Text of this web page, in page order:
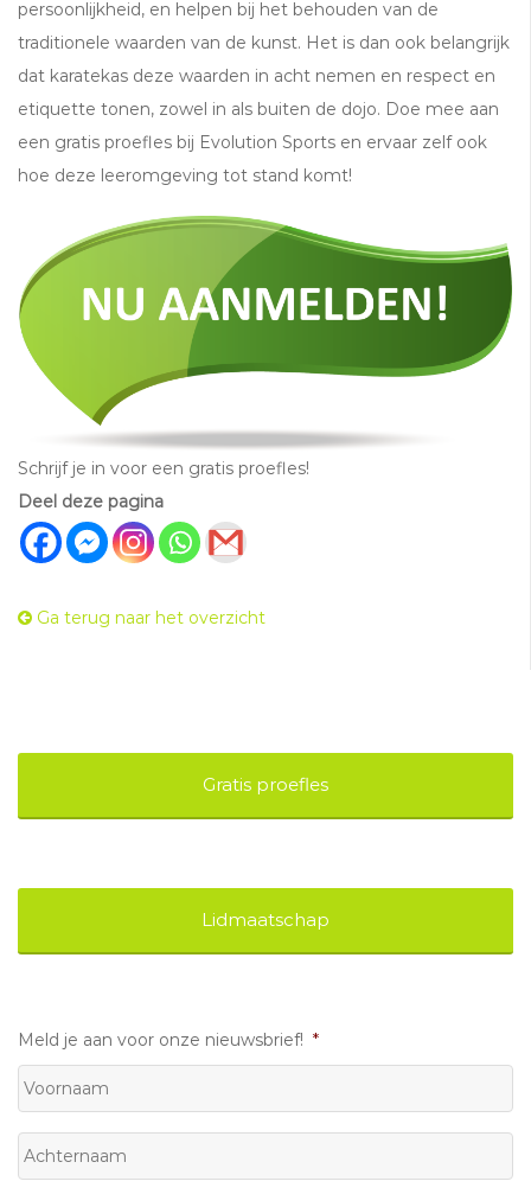
persoonlijkheid, en helpen bij het behouden van de
traditionele waarden van de kunst. Het is dan ook belangrijk
dat karatekas deze waarden in acht nemen en respect en
etiquette tonen, zowel in als buiten de dojo. Doe mee aan
een gratis proefles bij Evolution Sports en ervaar zelf ook
hoe deze leeromgeving tot stand komt!
Schrijf je in voor een gratis proefles!
Deel deze pagina
Ga terug naar het overzicht
Gratis proefles
Lidmaatschap
Meld je aan voor onze nieuwsbrief! *
Voornaam